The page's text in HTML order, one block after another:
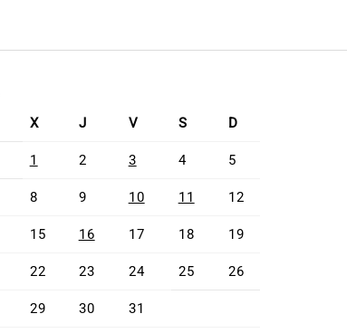
X J V S D
1 2 3 4 5
8 9 10 11 12
15 16 17 18 19
22 23 24 25 26
29 30 31